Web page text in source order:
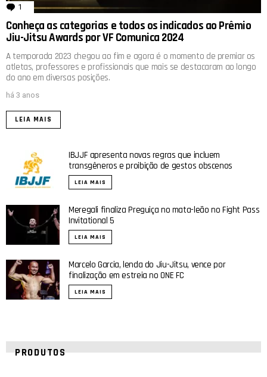
1 comentário
Conheça as categorias e todos os indicados ao Prêmio
Jiu-Jitsu Awards por VF Comunica 2024
A temporada 2023 chegou ao fim e agora é o momento de premiar os
atletas, professores e profissionais que mais se destacaram ao longo
do ano em diversas posições.
há 3 anos
LEIA MAIS
IBJJF apresenta novas regras que incluem
transgêneros e proibição de gestos obscenos
LEIA MAIS
Meregali finaliza Preguiça no mata-leão no Fight Pass
Invitational 5
LEIA MAIS
Marcelo Garcia, lenda do Jiu-Jitsu, vence por
finalização em estreia no ONE FC
LEIA MAIS
PRODUTOS